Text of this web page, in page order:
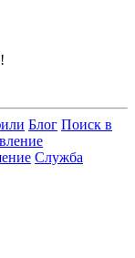
Блог Поиск в
Служба